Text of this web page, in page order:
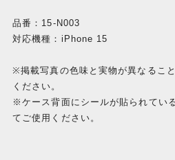
品番：15-N003
対応機種：iPhone 15
※掲載写真の色味と実物が異なるこ
ください。
※ケース背面にシールが貼られてい
てご使用ください。